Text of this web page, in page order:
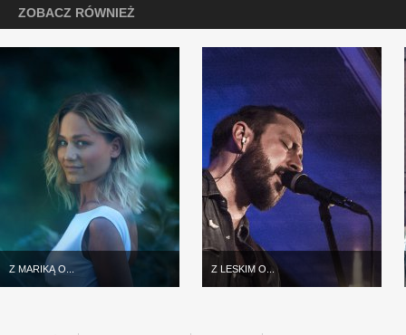
ZOBACZ RÓWNIEŻ
Z MARIKĄ O... Z LESKIM O...